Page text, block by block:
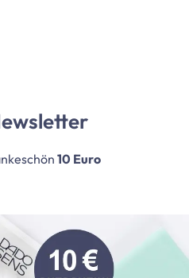
10 Euro